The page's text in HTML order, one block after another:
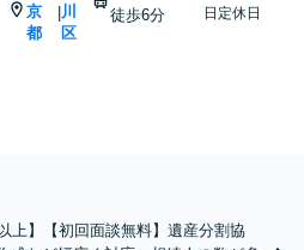
京
都
|川
区
徒歩6分
日定休日
上】【初回面談無料】遺産分割協